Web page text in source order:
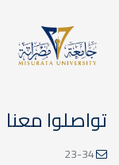
تواصلوا معنا
23-34